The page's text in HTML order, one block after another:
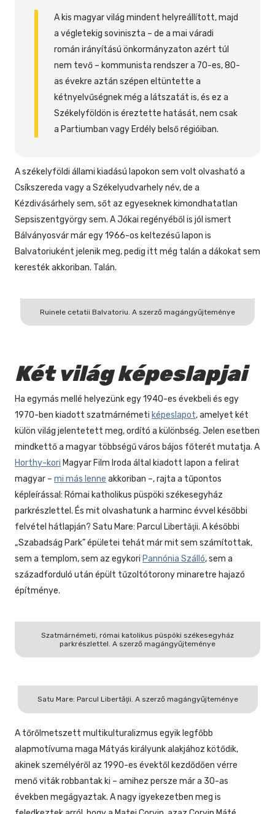
A kis magyar világ mindent helyreállított, majd
a végletekig soviniszta – de a mai váradi
román irányítású önkormányzaton azért túl
nem tevő – kommunista rendszer a 70-es, 80-
as évekre aztán szépen eltüntette a
kétnyelvűségnek még a látszatát is, és ez a
Székelyföldön is éreztette hatását, nem csak
a Partiumban vagy Erdély belső régióiban.
A székelyföldi állami kiadású lapokon sem volt olvasható a
Csíkszereda vagy a Székelyudvarhely név, de a
Kézdivásárhely sem, sőt az egyeseknek kimondhatatlan
Sepsiszentgyörgy sem. A Jókai regényéből is jól ismert
Bálványosvár már egy 1966-os keltezésű lapon is
Balvatoriuként jelenik meg, pedig itt még talán a dákokat sem
keresték akkoriban. Talán.
Ruinele cetatii Balvatoriu. A szerző magángyűjteménye
Két világ képeslapjai
Ha egymás mellé helyezünk egy 1940-es évekbeli és egy
1970-ben kiadott szatmárnémeti képeslapot, amelyet két
külön világ jelentetett meg, ordító a különbség. Jelen esetben
mindkettő a magyar többségű város bájos főterét mutatja. A
Horthy-kori Magyar Film Iroda által kiadott lapon a felirat
magyar – mi más lenne akkoriban –, rajta a tűpontos
képleírással: Római katholikus püspöki székesegyház
parkrészlettel. És mit olvashatunk a harminc évvel későbbi
felvétel hátlapján? Satu Mare: Parcul Libertăţii. A későbbi
„Szabadság Park” épületei tehát már mit sem számítottak,
sem a templom, sem az egykori Pannónia Szálló, sem a
századforduló után épült tűzoltótorony minaretre hajazó
építménye.
Szatmárnémeti, római katolikus püspöki székesegyház
parkrészlettel. A szerző magángyűjteménye
Satu Mare: Parcul Libertăţii. A szerző magángyűjteménye
A tőrőlmetszett multikulturalizmus egyik legfőbb
alapmotívuma maga Mátyás királyunk alakjához kötődik,
akinek személyéről az 1990-es évektől kezdődően vérre
menő viták robbantak ki – amihez persze már a 30-as
években megágyaztak. A nagy igyekezetben meg is